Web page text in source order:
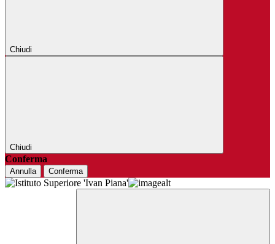
Chiudi
Chiudi
Conferma
Annulla Conferma